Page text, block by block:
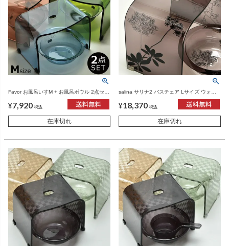
Favor お風呂いすM + お風呂ボウル 2点セッ
¥7,920 税込
在庫切れ
salina サリナ2 バスチェア Lサイズ ウォッ
子
¥18,370 税込
在庫切れ